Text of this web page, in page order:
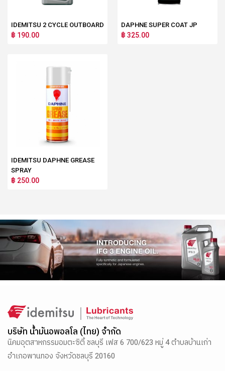
IDEMITSU 2 CYCLE OUTBOARD
฿ 190.00
DAPHNE SUPER COAT JP
฿ 325.00
IDEMITSU DAPHNE GREASE
SPRAY
฿ 250.00
บริษัท น้ำมันอพอลโล (ไทย) จำกัด
นิคมอุตสาหกรรมอมตะซิตี้ ชลบุรี เฟส 6 700/623 หมู่ 4 ตำบลบ้านเก่า
อำเภอพานทอง จังหวัดชลบุรี 20160